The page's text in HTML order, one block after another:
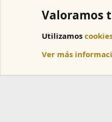
Valoramos
Utilizamos
Ver más